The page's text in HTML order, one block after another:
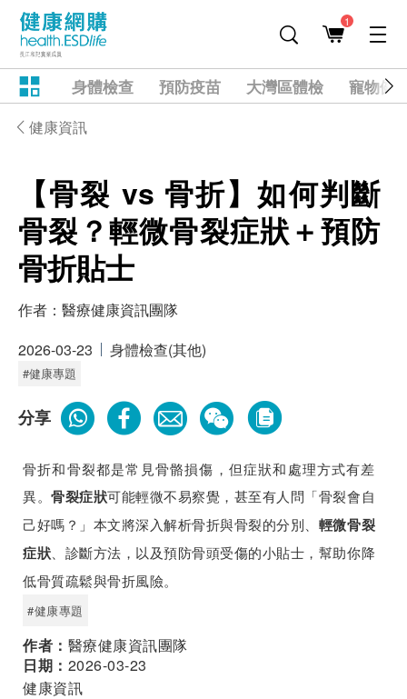
1
身體檢查 預防疫苗 大灣區體檢 寵物健
健康資訊
【骨裂 vs 骨折】如何判斷
骨裂？輕微骨裂症狀＋預防
骨折貼士
作者： 醫療健康資訊團隊
2026-03-23
身體檢查(其他)
#健康專題
分享
骨折和骨裂都是常見骨骼損傷，但症狀和處理方式有差
異。骨裂症狀可能輕微不易察覺，甚至有人問「骨裂會自
己好嗎？」本文將深入解析骨折與骨裂的分別、 輕微骨裂
症狀 、診斷方法，以及預防骨頭受傷的小貼士，幫助你降
低骨質疏鬆與骨折風險。
#健康專題
作者： 醫療健康資訊團隊
日期： 2026-03-23
健康資訊